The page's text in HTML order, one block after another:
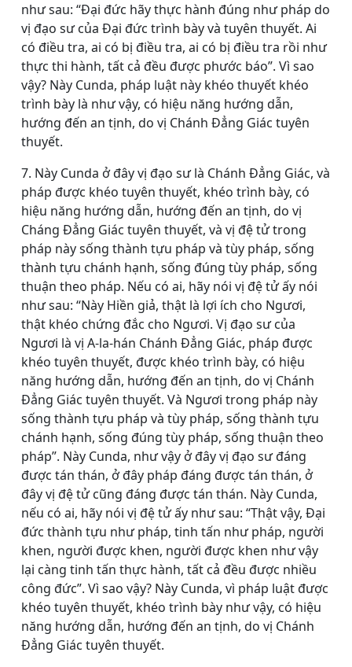
như sau: “Ðại đức hãy thực hành đúng như pháp do
vị đạo sư của Ðại đức trình bày và tuyên thuyết. Ai
có điều tra, ai có bị điều tra, ai có bị điều tra rồi như
thực thi hành, tất cả đều được phước báo”. Vì sao
vậy? Này Cunda, pháp luật này khéo thuyết khéo
trình bày là như vậy, có hiệu năng hướng dẫn,
hướng đến an tịnh, do vị Chánh Ðẳng Giác tuyên
thuyết.
7. Này Cunda ở đây vị đạo sư là Chánh Ðẳng Giác, và
pháp được khéo tuyên thuyết, khéo trình bày, có
hiệu năng hướng dẫn, hướng đến an tịnh, do vị
Cháng Ðẳng Giác tuyên thuyết, và vị đệ tử trong
pháp này sống thành tựu pháp và tùy pháp, sống
thành tựu chánh hạnh, sống đúng tùy pháp, sống
thuận theo pháp. Nếu có ai, hãy nói vị đệ tử ấy nói
như sau: “Này Hiền giả, thật là lợi ích cho Ngươi,
thật khéo chứng đắc cho Ngươi. Vị đạo sư của
Ngươi là vị A-la-hán Chánh Ðẳng Giác, pháp được
khéo tuyên thuyết, được khéo trình bày, có hiệu
năng hướng dẫn, hướng đến an tịnh, do vị Chánh
Ðẳng Giác tuyên thuyết. Và Ngươi trong pháp này
sống thành tựu pháp và tùy pháp, sống thành tựu
chánh hạnh, sống đúng tùy pháp, sống thuận theo
pháp”. Này Cunda, như vậy ở đây vị đạo sư đáng
được tán thán, ở đây pháp đáng được tán thán, ở
đây vị đệ tử cũng đáng được tán thán. Này Cunda,
nếu có ai, hãy nói vị đệ tử ấy như sau: “Thật vậy, Ðại
đức thành tựu như pháp, tinh tấn như pháp, người
khen, người được khen, người được khen như vậy
lại càng tinh tấn thực hành, tất cả đều được nhiều
công đức”. Vì sao vậy? Này Cunda, vì pháp luật được
khéo tuyên thuyết, khéo trình bày như vậy, có hiệu
năng hướng dẫn, hướng đến an tịnh, do vị Chánh
Ðẳng Giác tuyên thuyết.